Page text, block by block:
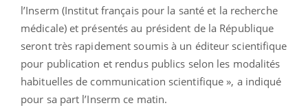
l’Inserm (Institut français pour la santé et la recherche
médicale) et présentés au président de la République
seront très rapidement soumis à un éditeur scientifique
pour publication et rendus publics selon les modalités
habituelles de communication scientifique », a indiqué
pour sa part l’Inserm ce matin.